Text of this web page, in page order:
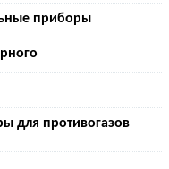
приборы
для противогазов